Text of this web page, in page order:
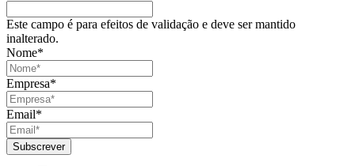
Este campo é para efeitos de validação e deve ser mantido
inalterado.
Nome*
Empresa*
Email*